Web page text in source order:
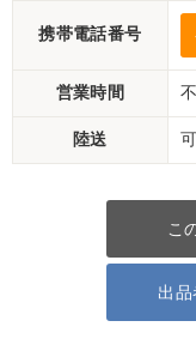
携帯電話番号
営業時間
陸送
こ
出